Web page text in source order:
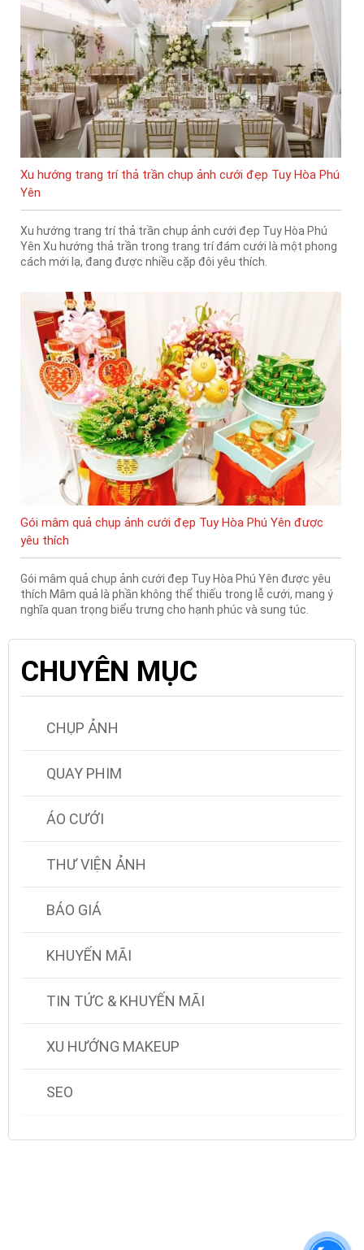
Xu hướng trang trí thả trần chụp ảnh cưới đẹp Tuy Hòa Phú
Yên
Xu hướng trang trí thả trần chụp ảnh cưới đẹp Tuy Hòa Phú
Yên ​​​​​​​Xu hướng thả trần trong trang trí đám cưới là một phong
cách mới lạ, đang được nhiều cặp đôi yêu thích.
Gói mâm quả chụp ảnh cưới đẹp Tuy Hòa Phú Yên được
yêu thích
Gói mâm quả chụp ảnh cưới đẹp Tuy Hòa Phú Yên được yêu
thích Mâm quả là phần không thể thiếu trong lễ cưới, mang ý
nghĩa quan trọng biểu trưng cho hạnh phúc và sung túc.
CHUYÊN MỤC
CHỤP ẢNH
QUAY PHIM
ÁO CƯỚI
THƯ VIỆN ẢNH
BÁO GIÁ
KHUYẾN MÃI
TIN TỨC & KHUYẾN MÃI
XU HƯỚNG MAKEUP
SEO